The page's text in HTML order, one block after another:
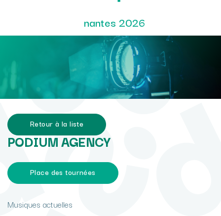
nantes 2026
Retour à la liste
PODIUM AGENCY
Place des tournées
Musiques actuelles